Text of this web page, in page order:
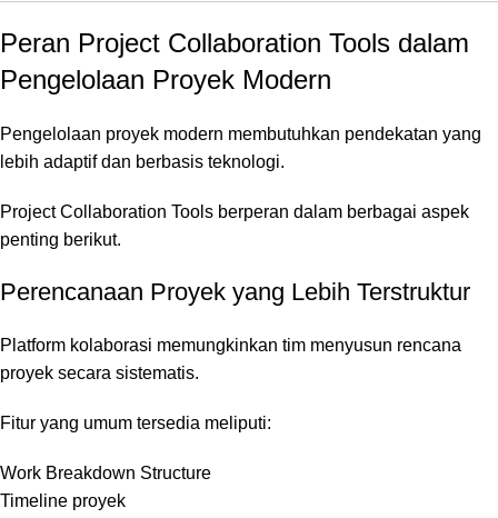
Peran Project Collaboration Tools dalam
Pengelolaan Proyek Modern
Pengelolaan proyek modern membutuhkan pendekatan yang
lebih adaptif dan berbasis teknologi.
Project Collaboration Tools berperan dalam berbagai aspek
penting berikut.
Perencanaan Proyek yang Lebih Terstruktur
Platform kolaborasi memungkinkan tim menyusun rencana
proyek secara sistematis.
Fitur yang umum tersedia meliputi:
Work Breakdown Structure
Timeline proyek